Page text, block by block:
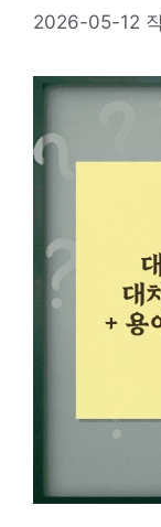
2026-05-12